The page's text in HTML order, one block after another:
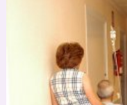
Tratamiento
Antioxidantes